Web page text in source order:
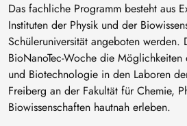
Das fachliche Programm besteht aus
Instituten der Physik und der
Schüleruniversität angeboten
BioNanoTec-Woche die
und Biotechnologie in den Laboren
Freiberg an der Fakultät für Chemie,
Biowissenschaften hautnah erleben.